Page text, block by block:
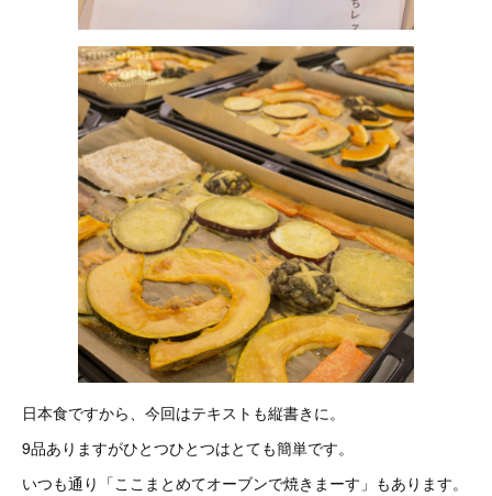
日本食ですから、今回はテキストも縦書きに。
9品ありますがひとつひとつはとても簡単です。
いつも通り「ここまとめてオーブンで焼きまーす」もあります。